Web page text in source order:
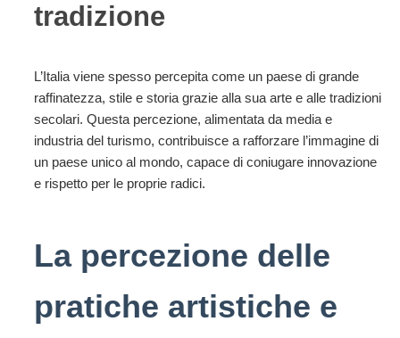
tradizione
L’Italia viene spesso percepita come un paese di grande
raffinatezza, stile e storia grazie alla sua arte e alle tradizioni
secolari. Questa percezione, alimentata da media e
industria del turismo, contribuisce a rafforzare l’immagine di
un paese unico al mondo, capace di coniugare innovazione
e rispetto per le proprie radici.
La percezione delle
pratiche artistiche e